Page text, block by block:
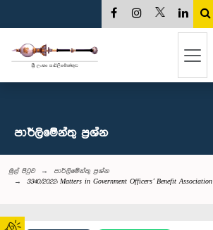
පාර්ලි‌මේන්තු‌ ප්‍රශ්න
මුල් පිටුව
පාර්ලි‌මේන්තු‌ ප්‍රශ්න
3340/2022: Matters in Government Officers' Benefit Association